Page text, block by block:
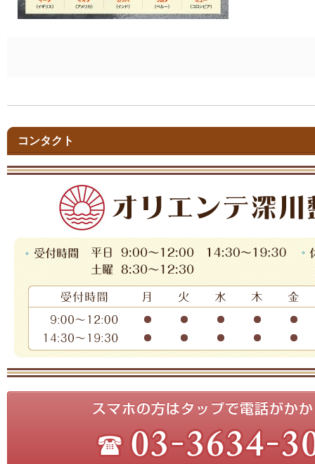
コンタクト